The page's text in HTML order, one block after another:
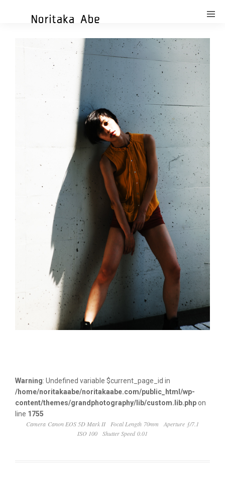
Warning: Undefined variable $current_page_id in
/home/noritakaabe/noritakaabe.com/public_html/wp-
content/themes/grandphotography/lib/custom.lib.phpon
line 1755
Camera Canon EOS 5D Mark II
Focal Length 70mm
Aperture ƒ/7.1
ISO 100
Shutter Speed 0.01